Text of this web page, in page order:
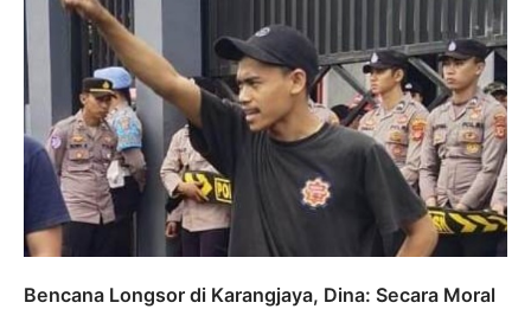
Bencana Longsor di Karangjaya, Dina: Secara Moral